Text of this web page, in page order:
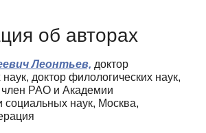
об авторах
Леонтьев, доктор
наук, доктор филологических наук,
член РАО и Академии
социальных наук, Москва,